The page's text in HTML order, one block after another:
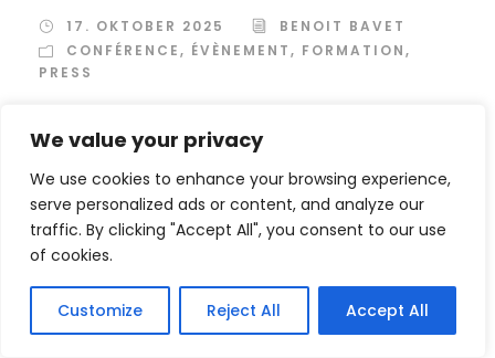
We value your privacy
We use cookies to enhance your browsing experience,
serve personalized ads or content, and analyze our
traffic. By clicking "Accept All", you consent to our use
of cookies.
Customize Reject All Accept All
17. OKTOBER 2025
BENOIT BAVET
CONFÉRENCE, ÉVÈNEMENT, FORMATION,
PRESS
Depuis septembre 2025, l’Université de Mons
dispense un Master en Droit avec une finalité
en Droit de l’entreprise, organisé en co-
diplômation avec l’Université libre de Bruxelles.
Cette nouvelle offre complète le Bachelier en
désormais aux étudiants du Hainaut de suivre
l’ensemble de leur parcours juridique